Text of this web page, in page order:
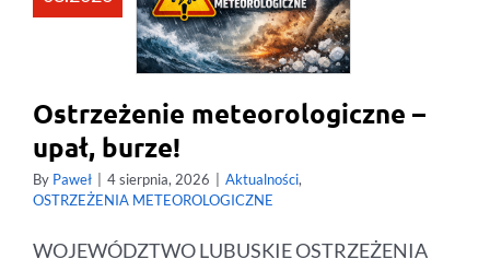
Ostrzeżenie meteorologiczne –
upał, burze!
By Paweł | 4 sierpnia, 2026 | Aktualności,
OSTRZEŻENIA METEOROLOGICZNE
WOJEWÓDZTWO LUBUSKIE OSTRZEŻENIA